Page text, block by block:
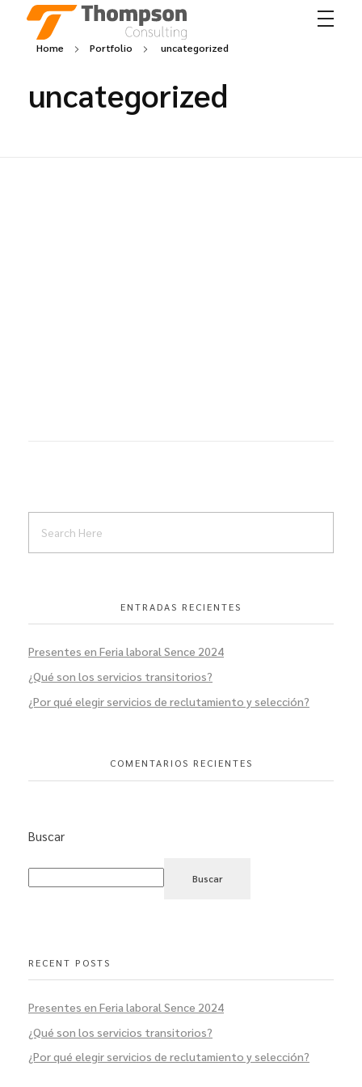
Thompson Consulting
Consultora de recursos humanos
Home Portfolio uncategorized
uncategorized
ENTRADAS RECIENTES
Presentes en Feria laboral Sence 2024
¿Qué son los servicios transitorios?
¿Por qué elegir servicios de reclutamiento y selección?
COMENTARIOS RECIENTES
Buscar
Buscar
RECENT POSTS
Presentes en Feria laboral Sence 2024
¿Qué son los servicios transitorios?
¿Por qué elegir servicios de reclutamiento y selección?